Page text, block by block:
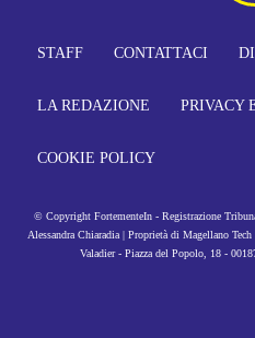
STAFF CONTATTACI
LA REDAZIONE PRIVACY
COOKIE POLICY
© Copyright FortementeIn - Registrazione
Alessandra Chiaradia | Proprietà di Magellano
Valadier - Piazza del Popolo, 18 -